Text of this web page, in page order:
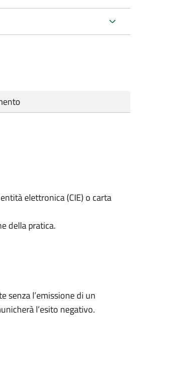
elettronica (CIE) o carta
della pratica.
senza l’emissione di un
l’esito negativo.